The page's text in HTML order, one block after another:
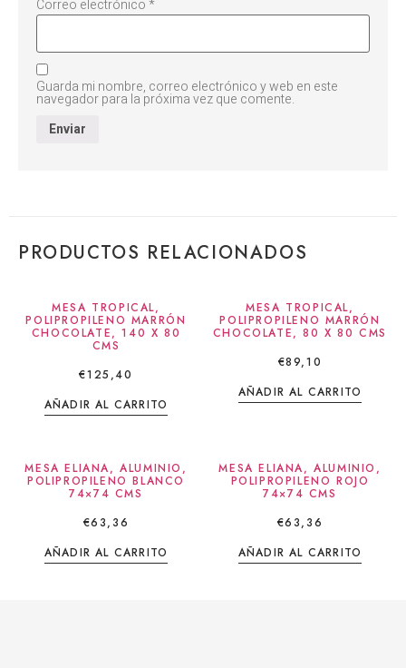
Correo electrónico*
Guarda mi nombre, correo electrónico y web en este
navegador para la próxima vez que comente.
PRODUCTOS RELACIONADOS
MESA TROPICAL,
POLIPROPILENO MARRÓN
CHOCOLATE, 140 X 80
CMS
€125,40
AÑADIR AL CARRITO
MESA TROPICAL,
POLIPROPILENO MARRÓN
CHOCOLATE, 80 X 80 CMS
€89,10
AÑADIR AL CARRITO
MESA ELIANA, ALUMINIO,
POLIPROPILENO BLANCO
74×74 CMS
€63,36
AÑADIR AL CARRITO
MESA ELIANA, ALUMINIO,
POLIPROPILENO ROJO
74×74 CMS
€63,36
AÑADIR AL CARRITO